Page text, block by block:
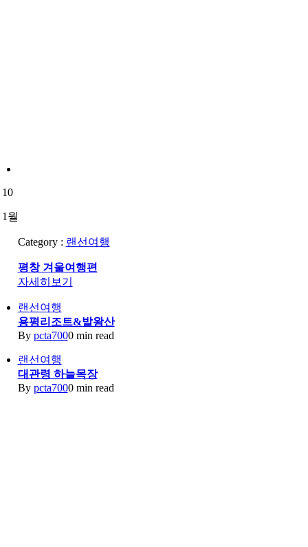
10
1월
Category : 랜선여행
평창 겨울여행편
자세히보기
랜선여행
용평리조트&발왕산
By pcta7000 min read
랜선여행
대관령 하늘목장
By pcta7000 min read